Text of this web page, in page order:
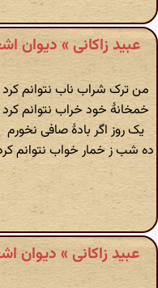
عبید زاکانی » دیوان
من ترک شراب ناب نتوانم کرد
خمخانهٔ خود خراب نتوانم کرد
یک روز اگر بادهٔ صافی نخورم
ده شب ز خمار خواب نتوانم
عبید زاکانی » دیوان